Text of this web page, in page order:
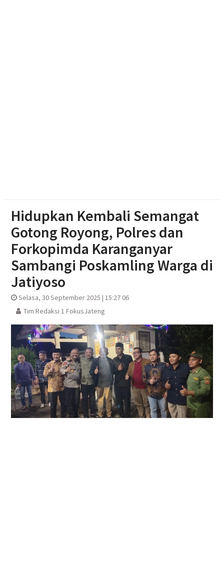
Hidupkan Kembali Semangat
Gotong Royong, Polres dan
Forkopimda Karanganyar
Sambangi Poskamling Warga di
Jatiyoso
Selasa, 30 September 2025 | 15:27 06
Tim Redaksi 1 FokusJateng